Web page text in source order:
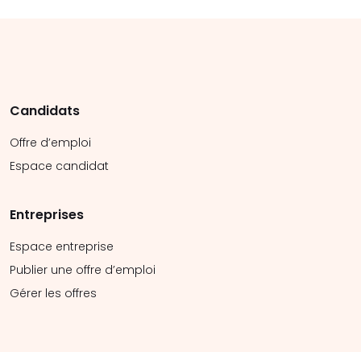
Candidats
Offre d’emploi
Espace candidat
Entreprises
Espace entreprise
Publier une offre d’emploi
Gérer les offres